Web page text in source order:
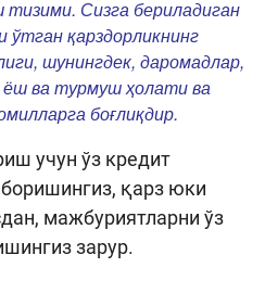
тизими. Сизга бериладиган
ўтган қарздорликнинг
шунингдек, даромадлар,
ва турмуш ҳолати ва
боғлиқдир.
учун ўз кредит
қарз юки
мажбуриятларни ўз
зарур.